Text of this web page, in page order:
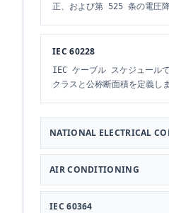
正、および第 525 条の電圧降
IEC 60228
IEC ケーブル スケジュール
クラスと公称断面積を定義しま
NATIONAL ELECTRICAL
AIR CONDITIONING
IEC 60364